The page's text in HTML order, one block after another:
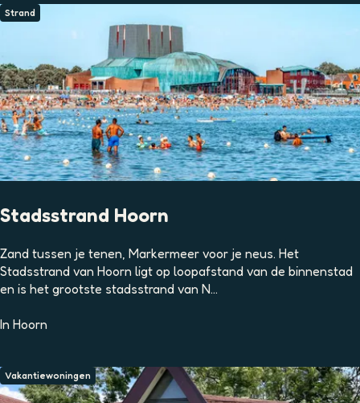
n
d
H
o
o
r
n
Stadsstrand Hoorn
S
t
a
s
a
Strand
Zand tussen je tenen, Markermeer voor je neus. Het
Stadsstrand van Hoorn ligt op loopafstand van de binnenstad
en is het grootste stadsstrand van N...
In Hoorn
Vakantiewoningen